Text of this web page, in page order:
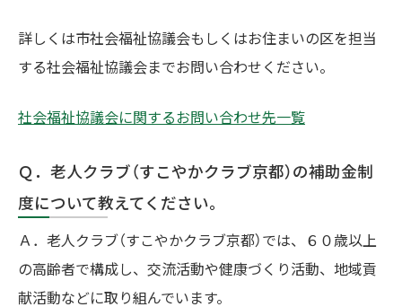
詳しくは市社会福祉協議会もしくはお住まいの区を担当
する社会福祉協議会までお問い合わせください。
社会福祉協議会に関するお問い合わせ先一覧
Ｑ．老人クラブ（すこやかクラブ京都）の補助金制
度について教えてください。
Ａ．老人クラブ（すこやかクラブ京都）では、６０歳以上
の高齢者で構成し、交流活動や健康づくり活動、地域貢
献活動などに取り組んでいます。